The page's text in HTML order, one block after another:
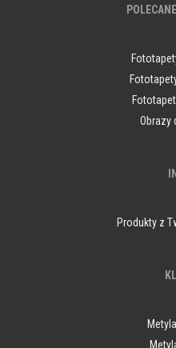
Obrazy
Produkty z